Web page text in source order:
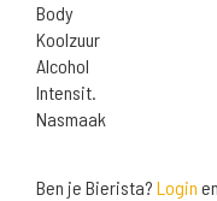
Body
Koolzuur
Alcohol
Intensit.
Nasmaak
Ben je Bierista? Login